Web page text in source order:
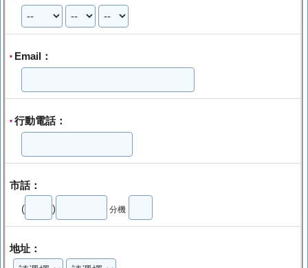
* Email：
* 行動電話：
市話：
( ) 分機
地址：